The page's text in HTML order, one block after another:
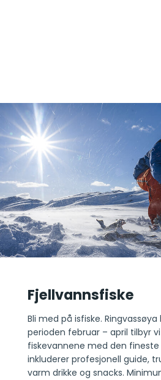
Fjellvannsfiske
Bli med på isfiske.
perioden februar – april tilbyr
fiskevannene med den fineste
inkluderer profesjonell guide,
varm drikke og snacks.